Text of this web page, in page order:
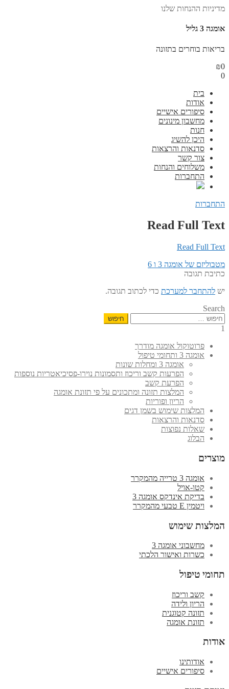
מדיניות ההנחות שלנו
אומגה 3 גליל
בריאות בוחרים בתזונה
₪0
0
בית
אודות
סיפורים אישיים
מחשבון מינונים
חנות
היכן להשיג
סדנאות והרצאות
צור קשר
משלוחים והנחות
התחברות
התחברות
Read Full Text
Read Full Text
ניווט
הפוסט
הקודם:
מטבוליזם של אומגה 3 ו 6
כתיבת תגובה
יש להתחבר למערכת כדי לכתוב תגובה.
Search
חיפוש:
1
פרוטוקול אומגה מודרך
אומגה 3 ותחומי טיפול
אומגה 3 ומחלות שונות
הפרעות קשב וריכוז ותסמונות נוירו-פסיכיאטריות נוספות
הפרעת קשב
המלצות תזונה ומתכונים על פי תזונת אומגה
הריון ופוריות
המלצות שימוש בשמן דגים
סדנאות והרצאות
שאלות נפוצות
הבלוג
מוצרים
אומגה 3 טרייה מהמקרר
קטו-אויל
בדיקת אינדקס אומגה 3
ויטמין E טבעי מהמקרר
המלצות שימוש
מחשבוני אומגה 3
כשרות ואישור הלכתי
תחומי טיפול
קשב וריכוז
הריון ולידה
תזונה קטוגנית
תזונת אומגה
אודות
אודותינו
סיפורים אישיים